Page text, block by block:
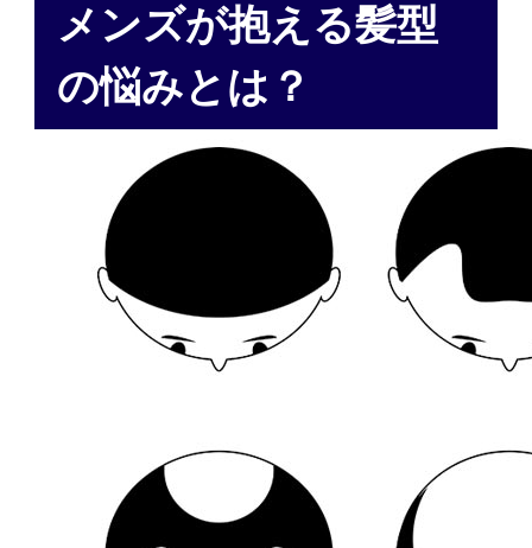
メンズが抱える髪型
の悩みとは？